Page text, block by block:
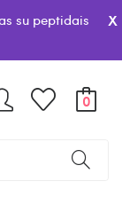
su peptidais
x
0